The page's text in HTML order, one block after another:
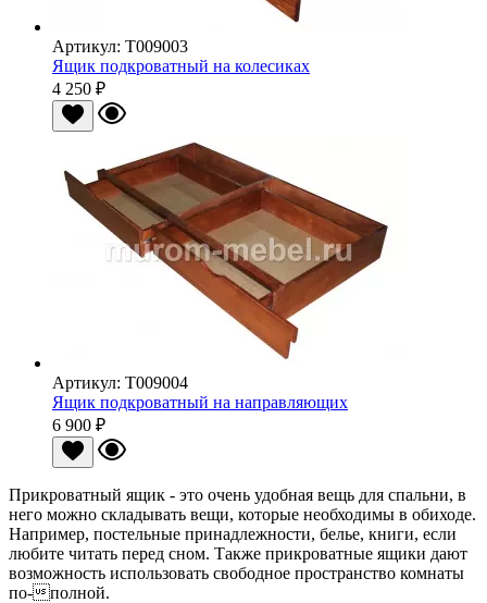
Артикул: T009003
Ящик подкроватный на колесиках
4 250 ₽
Артикул: T009004
Ящик подкроватный на направляющих
6 900 ₽
Прикроватный ящик - это очень удобная вещь для спальни, в
него можно складывать вещи, которые необходимы в обиходе.
Например, постельные принадлежности, белье, книги, если
любите читать перед сном. Также прикроватные ящики дают
возможность использовать свободное пространство комнаты
по-полной.